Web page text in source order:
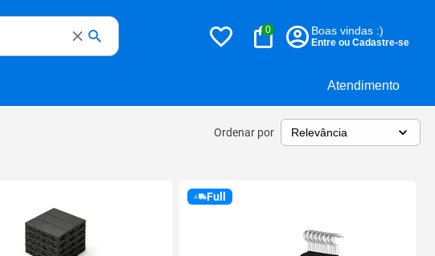
Atendimento
0 Boas vindas :)
Entre ou Cadastre-se
Ordenar por
Full